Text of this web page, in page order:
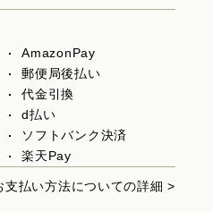
AmazonPay
郵便局後払い
代金引換
d払い
ソフトバンク決済
楽天Pay
支払い方法についての詳細 >